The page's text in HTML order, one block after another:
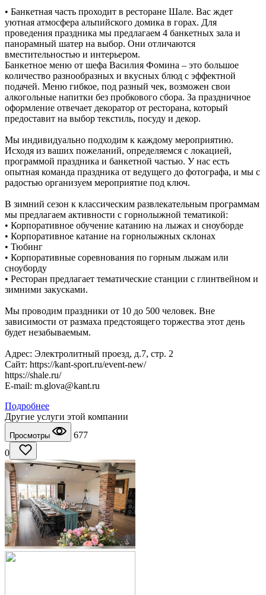
• Банкетная часть проходит в ресторане Шале. Вас ждет
уютная атмосфера альпийского домика в горах. Для
проведения праздника мы предлагаем 4 банкетных зала и
панорамный шатер на выбор. Они отличаются
вместительностью и интерьером.
Банкетное меню от шефа Василия Фомина – это большое
количество разнообразных и вкусных блюд с эффектной
подачей. Меню гибкое, под разный чек, возможен свои
алкогольные напитки без пробкового сбора. За праздничное
оформление отвечает декоратор от ресторана, который
предоставит на выбор текстиль, посуду и декор.
Мы индивидуально подходим к каждому мероприятию.
Исходя из ваших пожеланий, определяемся с локацией,
программой праздника и банкетной частью. У нас есть
опытная команда праздника от ведущего до фотографа, и мы с
радостью организуем мероприятие под ключ.
В зимний сезон к классическим развлекательным программам
мы предлагаем активности с горнолыжной тематикой:
• Корпоративное обучение катанию на лыжах и сноуборде
• Корпоративное катание на горнолыжных склонах
• Тюбинг
• Корпоративные соревнования по горным лыжам или
сноуборду
• Ресторан предлагает тематические станции с глинтвейном и
зимними закусками.
Мы проводим праздники от 10 до 500 человек. Вне
зависимости от размаха предстоящего торжества этот день
будет незабываемым.
Адрес: Электролитный проезд, д.7, стр. 2
Сайт: https://kant-sport.ru/event-new/
https://shale.ru/
E-mail: m.glova@kant.ru
Подробнее
Другие услуги этой компании
Просмотры
677
0